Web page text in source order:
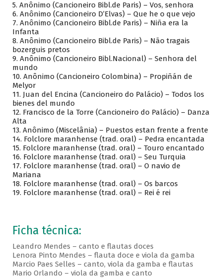
5. Anônimo (Cancioneiro Bibl.de Paris) – Vos, senhora
6. Anônimo (Cancioneiro D’Elvas) – Que he o que vejo
7. Anônimo (Cancioneiro Bibl.de Paris) – Niña era la
Infanta
8. Anônimo (Cancioneiro Bibl.de Paris) – Não tragais
bozerguis pretos
9. Anônimo (Cancioneiro Bibl.Nacional) – Senhora del
mundo
10. Anônimo (Cancioneiro Colombina) – Propiñán de
Melyor
11. Juan del Encina (Cancioneiro do Palácio) – Todos los
bienes del mundo
12. Francisco de la Torre (Cancioneiro do Palácio) – Danza
Alta
13. Anônimo (Miscelânia) – Puestos estan frente a frente
14. Folclore maranhense (trad. oral) – Pedra encantada
15. Folclore maranhense (trad. oral) – Touro encantado
16. Folclore maranhense (trad. oral) – Seu Turquia
17. Folclore maranhense (trad. oral) – O navio de
Mariana
18. Folclore maranhense (trad. oral) – Os barcos
19. Folclore maranhense (trad. oral) – Rei é rei
Ficha técnica:
Leandro Mendes – canto e flautas doces
Lenora Pinto Mendes – flauta doce e viola da gamba
Marcio Paes Selles – canto, viola da gamba e flautas
Mario Orlando – viola da gamba e canto